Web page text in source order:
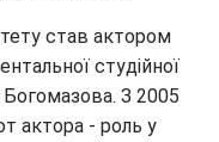
став актором
студійної
З 2005
актора - роль у